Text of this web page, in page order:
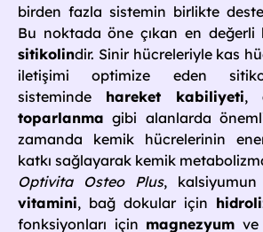
birden fazla sistemin birlikte
Bu noktada öne çıkan en değerli
sitikolindir. Sinir hücreleriyle kas
iletişimi optimize eden
sisteminde hareket kabiliyeti,
toparlanma gibi alanlarda
zamanda kemik hücrelerinin
katkı sağlayarak kemik
Optivita Osteo Plus,
vitamini, bağ dokular için
fonksiyonları için magnezyum ve